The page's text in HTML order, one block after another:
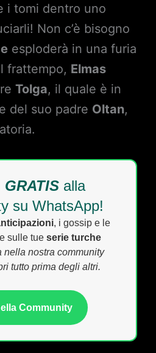
i tomi dentro uno
Non c’è bisogno
esploderà in una furia
frattempo, Elmas
Tolga, il quale è in
del suo padre Oltan,
GRATISalla
su WhatsApp!
, i gossip e le
sulle tue serie turche
nella nostra community
tutto prima degli altri.
Community